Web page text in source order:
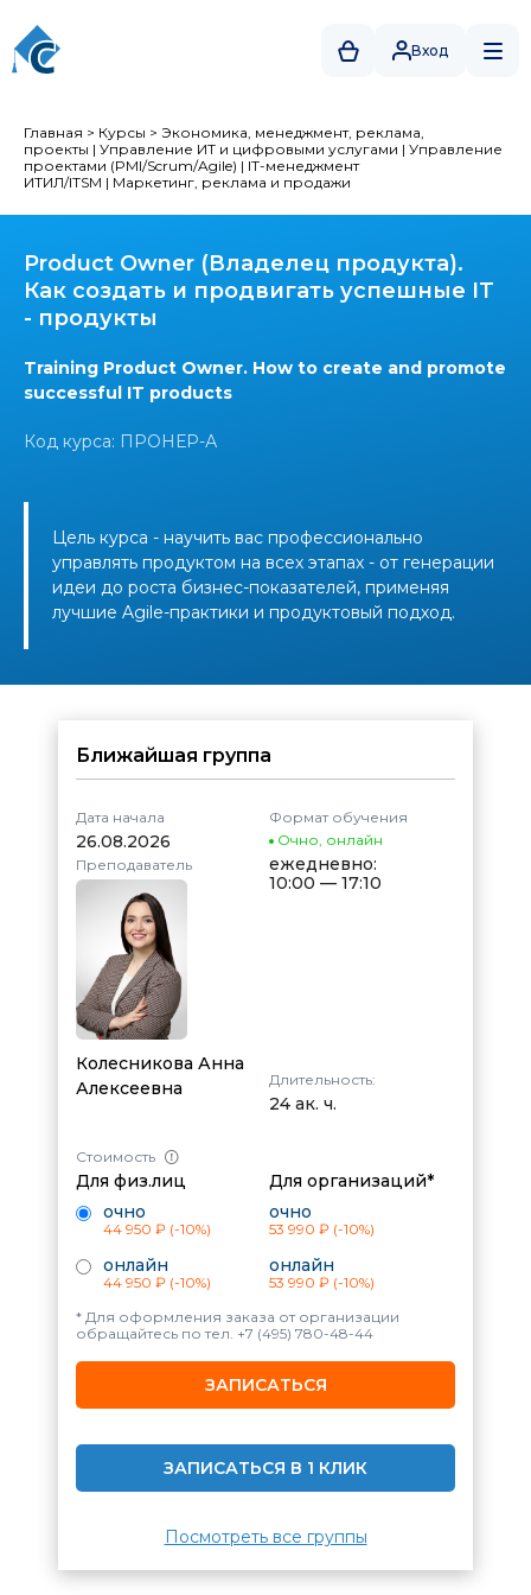
Вход
Главная > Курсы > Экономика, менеджмент, реклама,
проекты | Управление ИТ и цифровыми услугами | Управление
проектами (PMI/Scrum/Agile) | IT-менеджмент
ИТИЛ/ITSM | Маркетинг, реклама и продажи
Product Owner (Владелец продукта).
Как создать и продвигать успешные IT
- продукты
Training Product Owner. How to create and promote
successful IT products
Код курса: ПРОНЕР-А
Цель курса - научить вас профессионально
управлять продуктом на всех этапах - от генерации
идеи до роста бизнес-показателей, применяя
лучшие Agile-практики и продуктовый подход.
Ближайшая группа
Дата начала
26.08.2026
Преподаватель
Колесникова Анна
Алексеевна
Формат обучения
Очно, онлайн
ежедневно:
10:00 — 17:10
Длительность:
24 ак. ч.
Стоимость
Для физ.лиц
очно
44 950 ₽ (-10%)
онлайн
44 950 ₽ (-10%)
Для организаций*
очно
53 990 ₽ (-10%)
онлайн
53 990 ₽ (-10%)
* Для оформления заказа от организации
обращайтесь по тел. +7 (495) 780-48-44
ЗАПИСАТЬСЯ
ЗАПИСАТЬСЯ В 1 КЛИК
Посмотреть все группы